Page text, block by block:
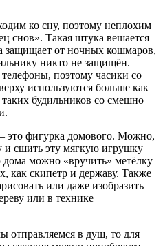
ко сну, поэтому неплохим
снов». Такая штука вешается
защищает от ночных кошмаров,
никто не защищён.
поэтому часики со
используются больше как
будильников со смешно
это фигурка домового. Можно,
и сшить эту мягкую игрушку
можно «вручить» метёлку
как скипетр и державу. Также
или даже изобразить
или в технике
отправляемся в душ, то для